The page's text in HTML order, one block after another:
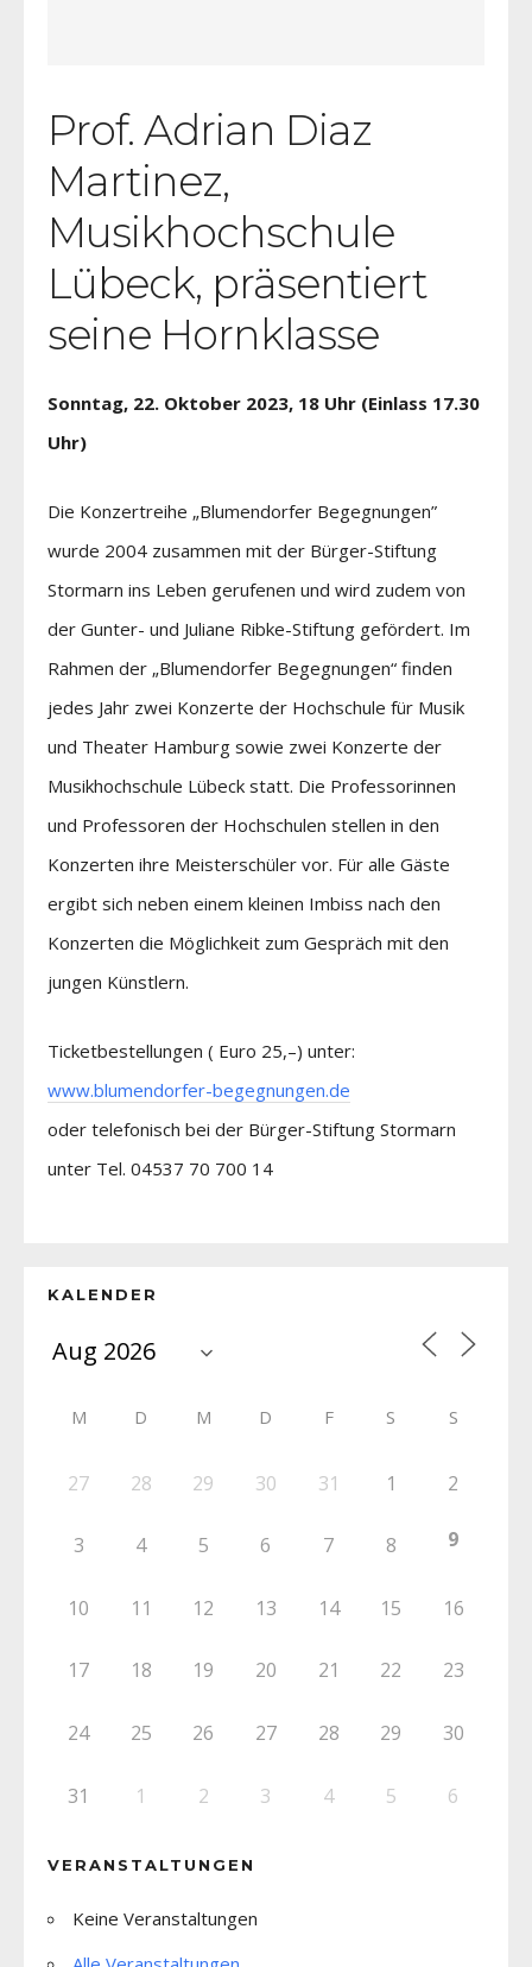
Prof. Adrian Diaz
Martinez,
Musikhochschule
Lübeck, präsentiert
seine Hornklasse
Sonntag, 22. Oktober 2023, 18 Uhr (Einlass 17.30
Uhr)
Die Konzertreihe „Blumendorfer Begegnungen”
wurde 2004 zusammen mit der Bürger-Stiftung
Stormarn ins Leben gerufenen und wird zudem von
der Gunter- und Juliane Ribke-Stiftung gefördert. Im
Rahmen der „Blumendorfer Begegnungen“ finden
jedes Jahr zwei Konzerte der Hochschule für Musik
und Theater Hamburg sowie zwei Konzerte der
Musikhochschule Lübeck statt. Die Professorinnen
und Professoren der Hochschulen stellen in den
Konzerten ihre Meisterschüler vor. Für alle Gäste
ergibt sich neben einem kleinen Imbiss nach den
Konzerten die Möglichkeit zum Gespräch mit den
jungen Künstlern.
Ticketbestellungen ( Euro 25,–) unter:
www.blumendorfer-begegnungen.de
oder telefonisch bei der Bürger-Stiftung Stormarn
unter Tel. 04537 70 700 14
KALENDER
M D M D F S S
27 28 29 30 31 1 2
3 4 5 6 7 8 9
10 11 12 13 14 15 16
17 18 19 20 21 22 23
24 25 26 27 28 29 30
31 1 2 3 4 5 6
VERANSTALTUNGEN
Keine Veranstaltungen